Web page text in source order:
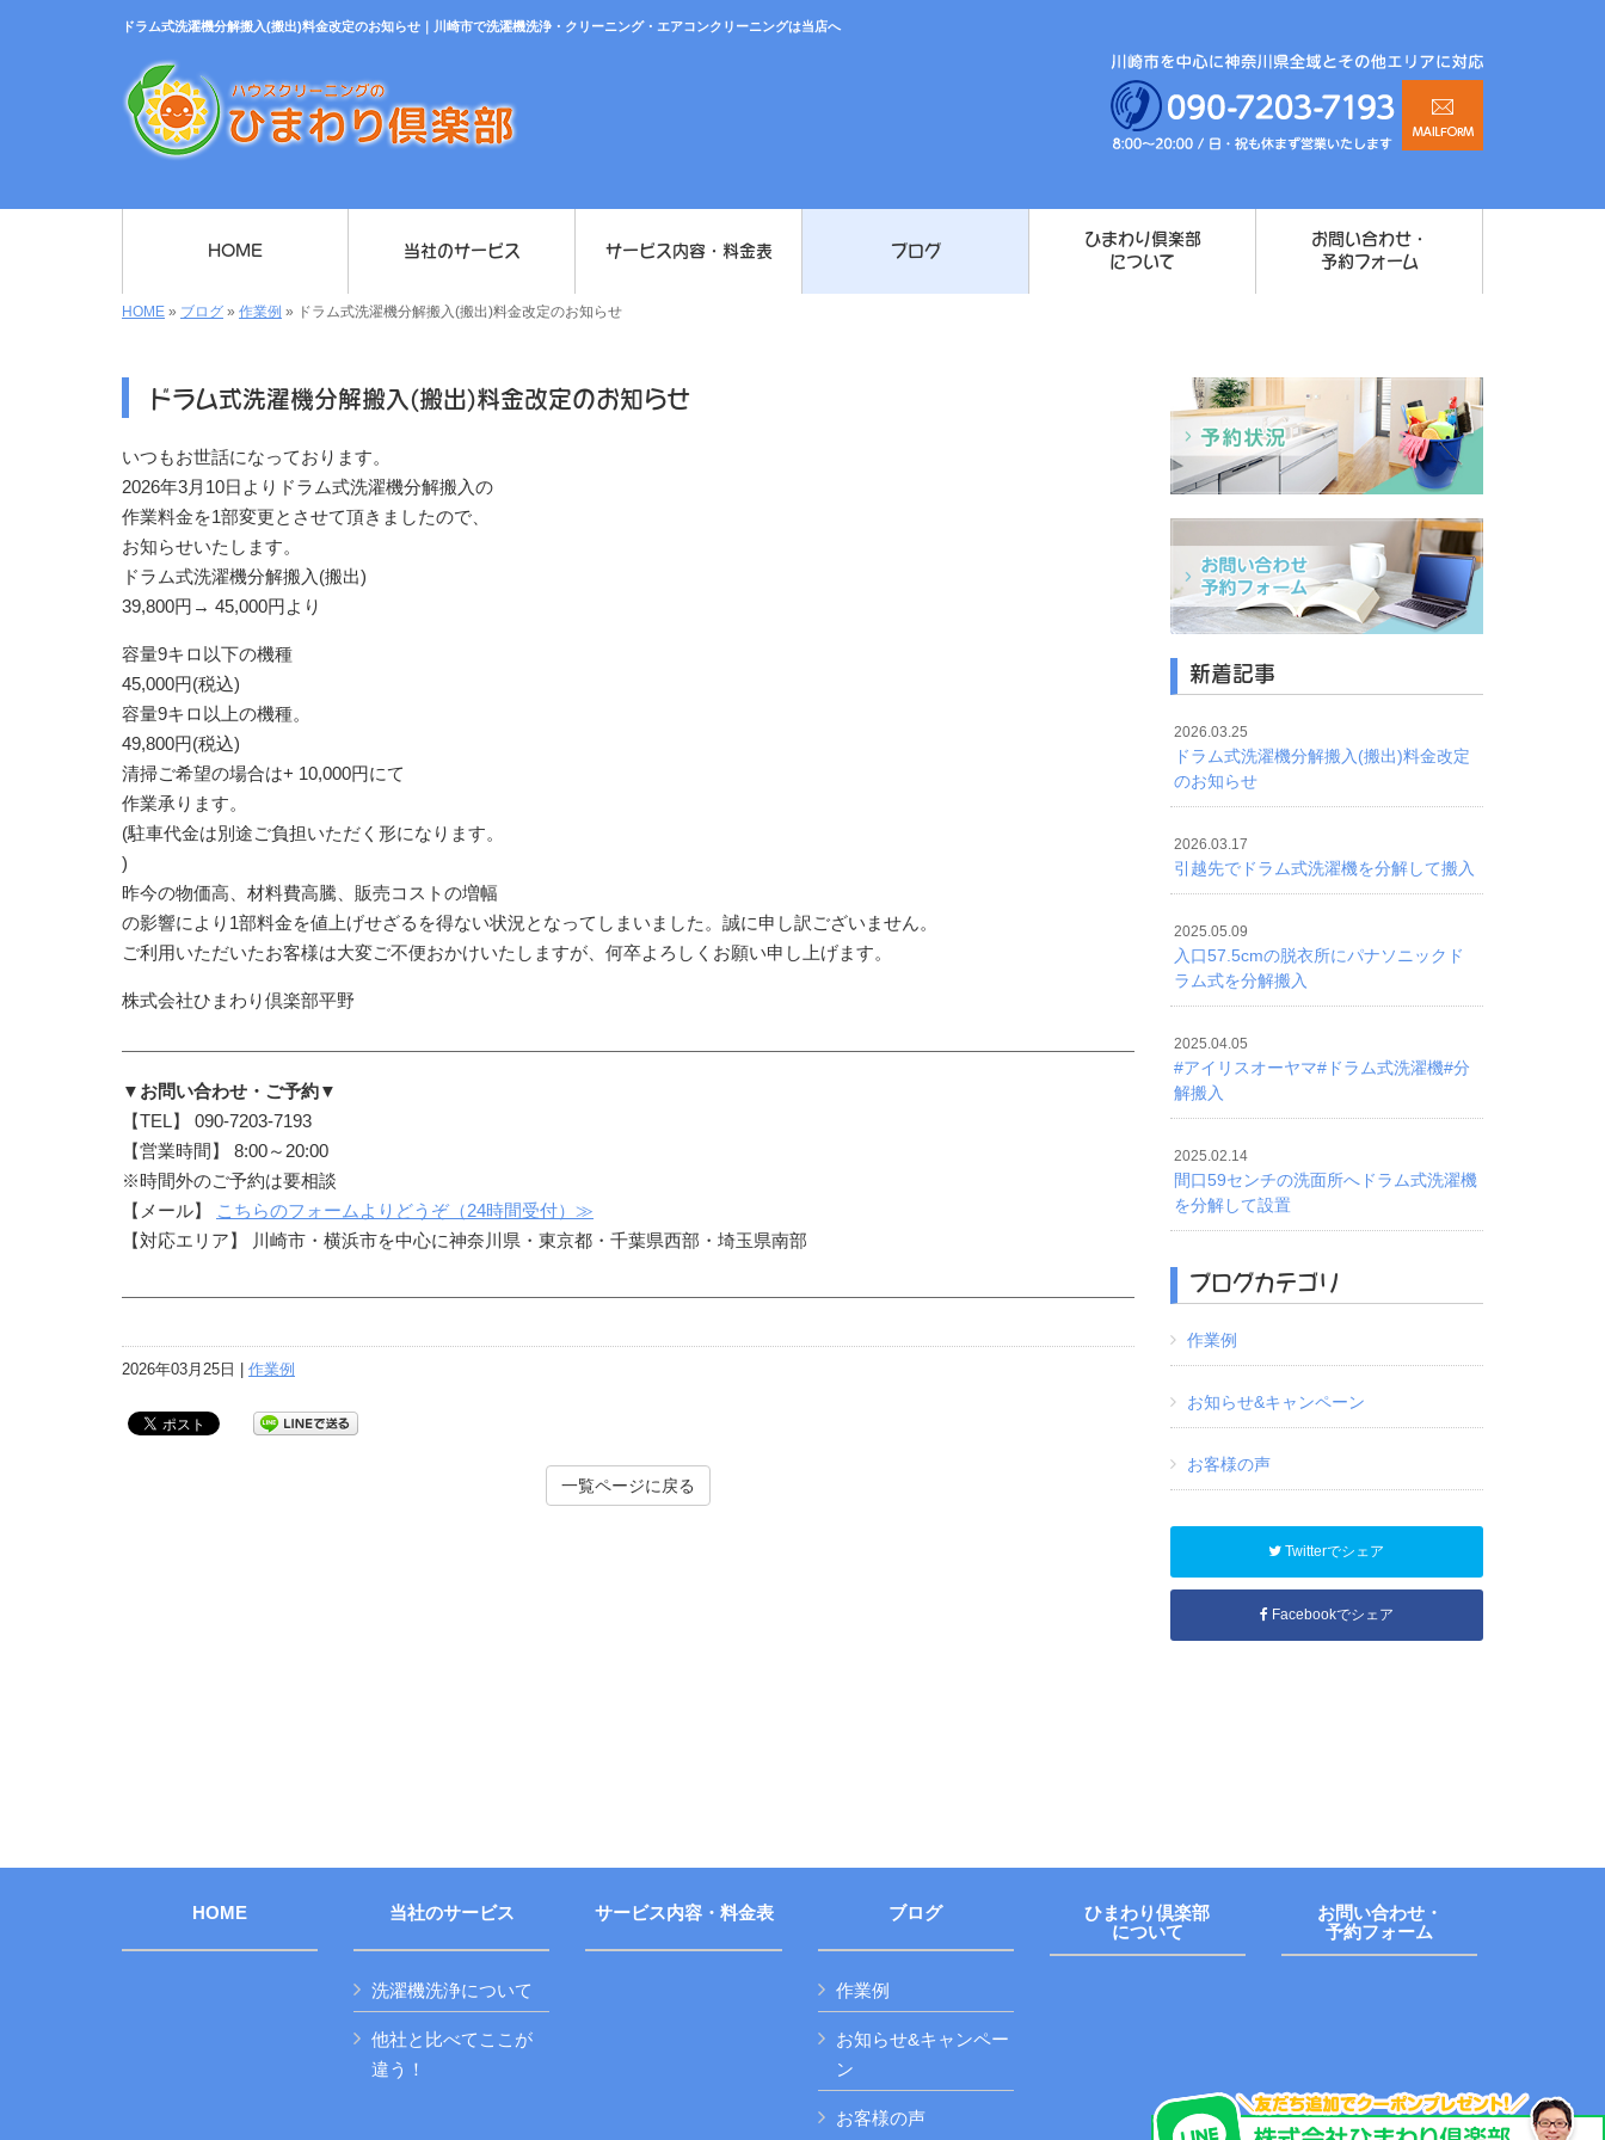
ドラム式洗濯機分解搬入(搬出)料金改定のお知らせ｜川崎市で洗濯機洗浄・クリーニング・エアコンクリーニングは当店へ
HOME 当社のサービス サービス内容・料金表 ブログ
ひまわり倶楽部
について
お問い合わせ・
予約フォーム
HOME » ブログ » 作業例 » ドラム式洗濯機分解搬入(搬出)料金改定のお知らせ
ドラム式洗濯機分解搬入(搬出)料金改定のお知らせ
いつもお世話になっております。
2026年3月10日よりドラム式洗濯機分解搬入の
作業料金を1部変更とさせて頂きましたので、
お知らせいたします。
ドラム式洗濯機分解搬入(搬出)
39,800円→ 45,000円より
容量9キロ以下の機種
45,000円(税込)
容量9キロ以上の機種。
49,800円(税込)
清掃ご希望の場合は+ 10,000円にて
作業承ります。
(駐車代金は別途ご負担いただく形になります。
)
昨今の物価高、材料費高騰、販売コストの増幅
の影響により1部料金を値上げせざるを得ない状況となってしまいました。誠に申し訳ございません。
ご利用いただいたお客様は大変ご不便おかけいたしますが、何卒よろしくお願い申し上げます。
株式会社ひまわり倶楽部平野
▼お問い合わせ・ご予約▼
【TEL】 090-7203-7193
【営業時間】 8:00～20:00
※時間外のご予約は要相談
【メール】
こちらのフォームよりどうぞ（24時間受付）≫
【対応エリア】 川崎市・横浜市を中心に神奈川県・東京都・千葉県西部・埼玉県南部
2026年03月25日 | 作業例
一覧ページに戻る
新着記事
2026.03.25
ドラム式洗濯機分解搬入(搬出)料金改定
のお知らせ
2026.03.17
引越先でドラム式洗濯機を分解して搬入
2025.05.09
入口57.5cmの脱衣所にパナソニックド
ラム式を分解搬入
2025.04.05
#アイリスオーヤマ#ドラム式洗濯機#分
解搬入
2025.02.14
間口59センチの洗面所へドラム式洗濯機
を分解して設置
ブログカテゴリ
作業例
お知らせ&キャンペーン
お客様の声
Twitterでシェア
Facebookでシェア
HOME 当社のサービス
洗濯機洗浄について
他社と比べてここが
違う！
サービス内容・料金表 ブログ
作業例
お知らせ&キャンペー
ン
お客様の声
ひまわり倶楽部
について
お問い合わせ・
予約フォーム